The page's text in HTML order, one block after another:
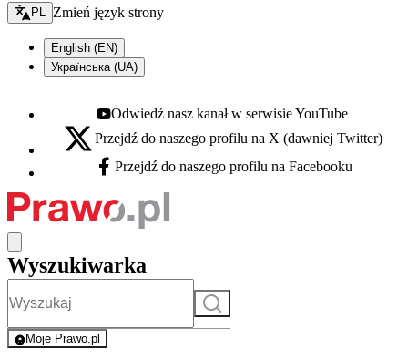
Zmień język - bieżący:
PL Zmień język strony
English (EN)
Українська (UA)
Youtube - otwiera się w nowej karcie
Odwiedź nasz kanał w serwisie YouTube
X - otwiera się w nowej karcie
Przejdź do naszego profilu na X (dawniej Twitter)
Facebook - otwiera się w nowej karcie
Przejdź do naszego profilu na Facebooku
Wyszukiwarka
Szukaj
Moje Prawo.pl
- rejestracja i logowanie do serwisu